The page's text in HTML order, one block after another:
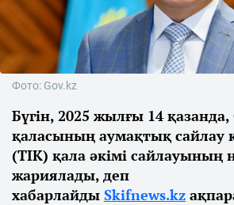
Фото: Gov.kz
Бүгін, 2025 жылғы 14
қаласының аумақтық сайлау
(ТІК) қала әкімі сайлауының
жариялады, деп
хабарлайды Skifnews.kz